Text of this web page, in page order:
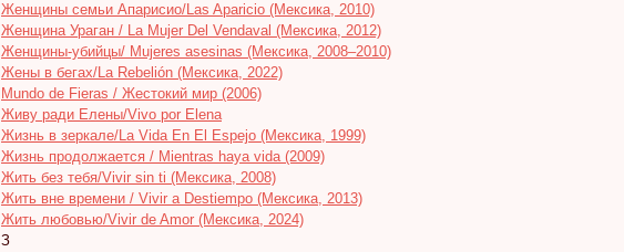
Женщины семьи Апарисио/Las Aparicio (Мексика, 2010)
Женщина Ураган / La Mujer Del Vendaval (Мексика, 2012)
Женщины-убийцы/ Mujeres asesinas (Мексика, 2008–2010)
Жены в бегах/La Rebelión (Мексика, 2022)
Mundo de Fieras / Жестокий мир (2006)
Живу ради Елены/Vivo por Elena
Жизнь в зеркале/La Vida En El Espejo (Мексика, 1999)
Жизнь продолжается / Mientras haya vida (2009)
Жить без тебя/Vivir sin ti (Мексика, 2008)
Жить вне времени / Vivir a Destiempo (Мексика, 2013)
Жить любовью/Vivir de Amor (Мексика, 2024)
З